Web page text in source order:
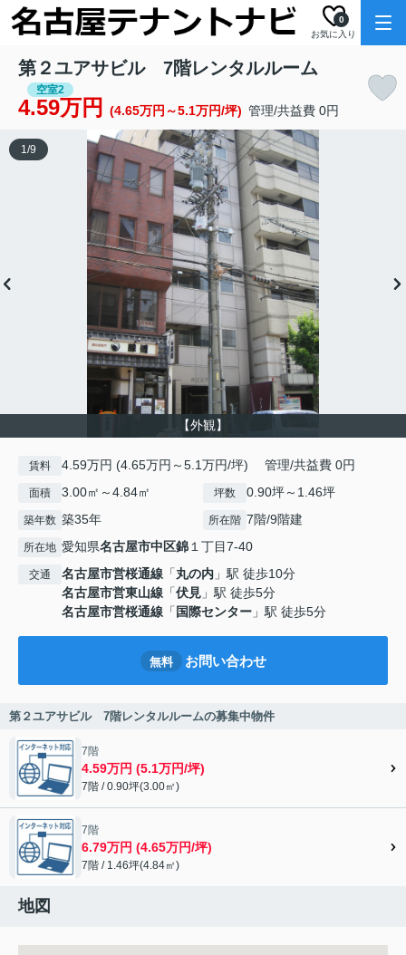
お気に入り
0
第２ユアサビル 7階レンタルルーム
空室2
4.59万円 (4.65万円～5.1万円/坪) 管理/共益費 0円
【外観】
1/9
賃料 4.59万円 (4.65万円～5.1万円/坪) 管理/共益費 0円
面積 3.00㎡～4.84㎡ 坪数 0.90坪～1.46坪
築年数 築35年 所在階 7階/9階建
所在地 愛知県名古屋市中区錦１丁目7-40
交通 名古屋市営桜通線 「丸の内 」駅 徒歩10分
名古屋市営東山線 「伏見 」駅 徒歩5分
名古屋市営桜通線 「 国際センター 」駅 徒歩5分
無料 お問い合わせ
第２ユアサビル 7階レンタルルームの募集中物件
7階
4.59万円 (5.1万円/坪)
7階 / 0.90坪(3.00㎡)
7階
6.79万円 (4.65万円/坪)
7階 / 1.46坪(4.84㎡)
地図